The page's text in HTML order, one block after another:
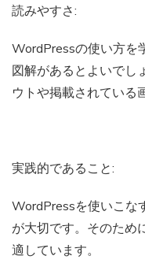
読みやすさ:
WordPressの使い方を
図解があるとよいでし
ウトや掲載されている
実践的であること:
WordPressを使いこな
が大切です。そのため
適しています。